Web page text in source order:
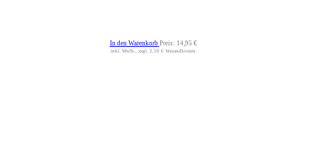
In den Warenkorb Preis: 14,95 €
inkl. MwSt., zzgl. 2,50 € Versandkosten